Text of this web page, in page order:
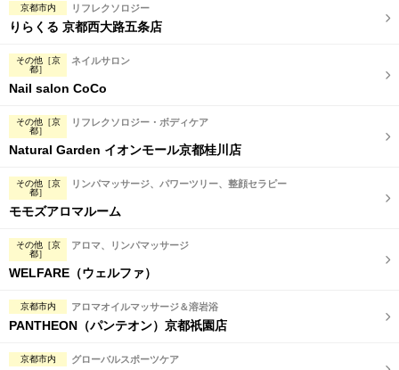
京都市内 リフレクソロジー
りらくる 京都西大路五条店
その他［京
都］
ネイルサロン
Nail salon CoCo
その他［京
都］
リフレクソロジー・ボディケア
Natural Garden イオンモール京都桂川店
その他［京
都］
リンパマッサージ、パワーツリー、整顔セラピー
モモズアロマルーム
その他［京
都］
アロマ、リンパマッサージ
WELFARE（ウェルファ）
京都市内 アロマオイルマッサージ＆溶岩浴
PANTHEON（パンテオン）京都祇園店
京都市内 グローバルスポーツケア